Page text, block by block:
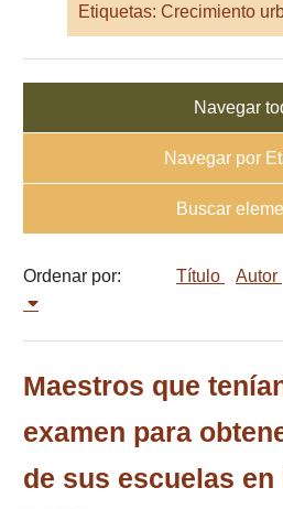
Etiquetas: Crecimiento
Navegar
Navegar por
Buscar
Ordenar por: Título Autor
Maestros que
examen para
de sus escuelas